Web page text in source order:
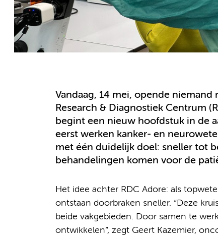
Vandaag, 14 mei, opende
Research & Diagnostiek Centrum
begint een nieuw hoofdstuk in de
eerst werken kanker- en
met één duidelijk doel: sneller tot
behandelingen komen voor de
Het idee achter RDC Adore: als
ontstaan doorbraken sneller. “Deze
beide vakgebieden. Door samen te
ontwikkelen”, zegt Geert Kazemier,